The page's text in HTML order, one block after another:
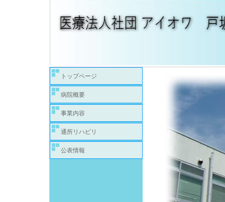
トップページ
病院概要
事業内容
通所リハビリ
公表情報